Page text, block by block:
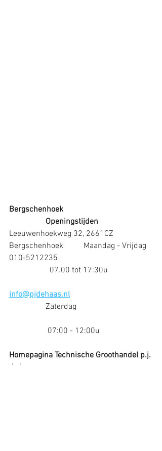
Bergschenhoek
                  Openingstijden
Leeuwenhoekweg 32, 2661CZ
Bergschenhoek          Maandag - Vrijdag
010-5212235
                    07.00 tot 17:30u
info@pjdehaas.nl
                  Zaterdag
                   07:00 - 12:00u
Homepagina Technische Groothandel p.j.
de haas